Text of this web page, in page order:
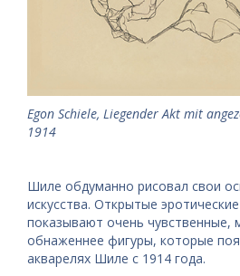
Egon Schiele, Liegender Akt mit
1914
Шиле обдуманно рисовал свои
искусства. Открытые
показывают очень
обнаженнее фигуры, которые
акварелях Шиле с 1914 года.